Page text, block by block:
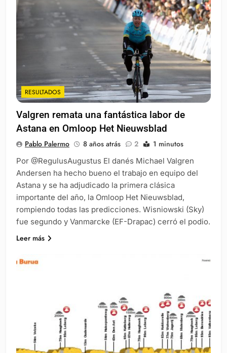
RESULTADOS
Valgren remata una fantástica labor de
Astana en Omloop Het Nieuwsblad
Pablo Palermo 8 años atrás 2 1 minutos
Por @RegulusAugustus El danés Michael Valgren
Andersen ha hecho bueno el trabajo en equipo del
Astana y se ha adjudicado la primera clásica
importante del año, la Omloop Het Nieuwsblad,
rompiendo todas las predicciones. Wisniowski (Sky)
fue segundo y Vanmarcke (EF-Drapac) cerró el podio.
Leer más